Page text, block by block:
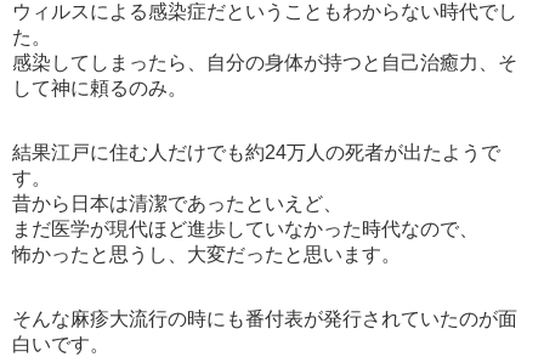
ウィルスによる感染症だということもわからない時代でし
た。
感染してしまったら、自分の身体が持つと自己治癒力、そ
して神に頼るのみ。
結果江戸に住む人だけでも約24万人の死者が出たようで
す。
昔から日本は清潔であったといえど、
まだ医学が現代ほど進歩していなかった時代なので、
怖かったと思うし、大変だったと思います。
そんな麻疹大流行の時にも番付表が発行されていたのが面
白いです。